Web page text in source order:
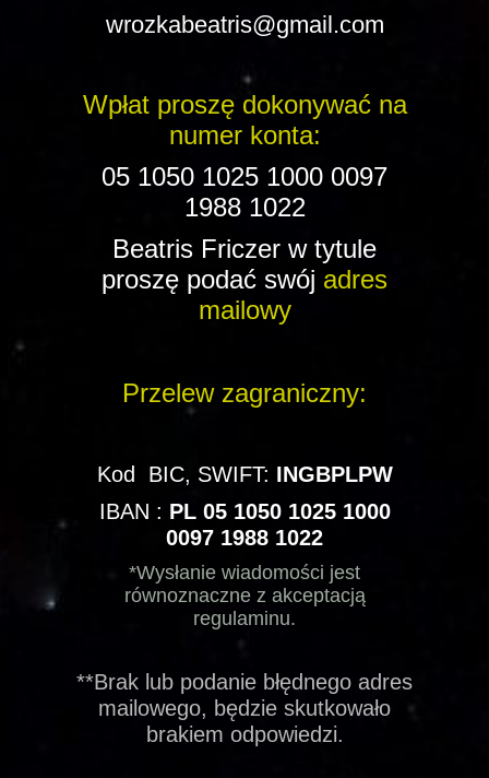
*Wysłanie wiadomości jest
równoznaczne z akceptacją
regulaminu.
**Brak lub podanie błędnego adres
mailowego, będzie skutkowało
brakiem odpowiedzi.
wrozkabeatris@gmail.com
Wpłat proszę dokonywać na
numer konta:
05 1050 1025 1000 0097
1988 1022
Beatris Friczer w tytule
proszę podać swój adres
mailowy
Przelew zagraniczny:
Kod BIC, SWIFT: INGBPLPW
IBAN : PL 05 1050 1025 1000
0097 1988 1022